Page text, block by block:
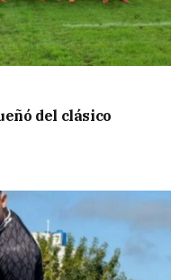
del clásico